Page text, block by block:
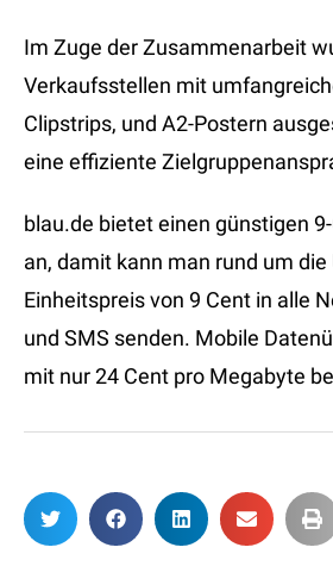
Im Zuge der Zusammenarbeit
Verkaufsstellen mit
Clipstrips, und A2-Postern
eine effiziente
blau.de bietet einen günstigen
an, damit kann man rund um die
Einheitspreis von 9 Cent in alle
und SMS senden. Mobile
mit nur 24 Cent pro Megabyte